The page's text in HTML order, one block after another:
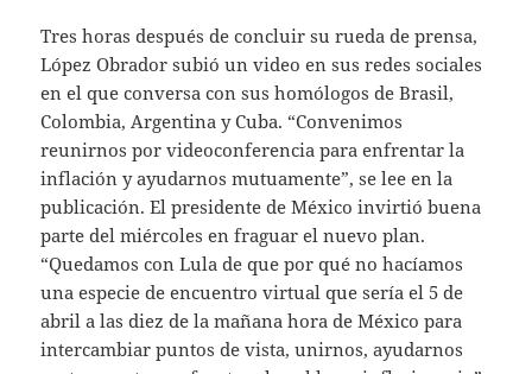
Tres horas después de concluir su rueda de prensa,
López Obrador subió un video en sus redes sociales
en el que conversa con sus homólogos de Brasil,
Colombia, Argentina y Cuba. “Convenimos
reunirnos por videoconferencia para enfrentar la
inflación y ayudarnos mutuamente”, se lee en la
publicación. El presidente de México invirtió buena
parte del miércoles en fraguar el nuevo plan.
“Quedamos con Lula de que por qué no hacíamos
una especie de encuentro virtual que sería el 5 de
abril a las diez de la mañana hora de México para
intercambiar puntos de vista, unirnos, ayudarnos